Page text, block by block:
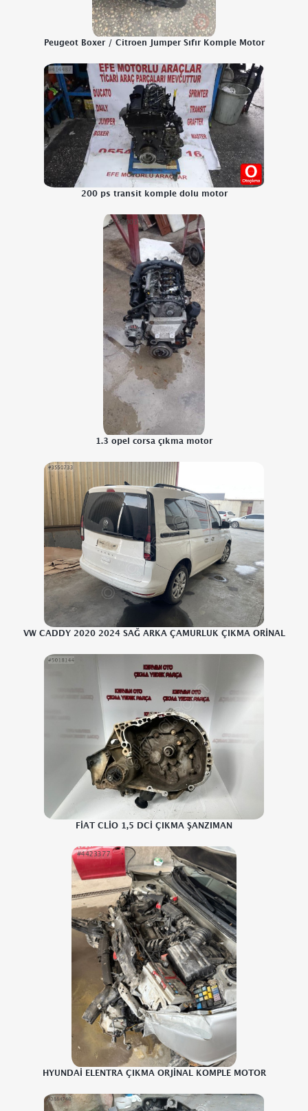
Peugeot Boxer / Citroen Jumper Sıfır Komple Motor
200 ps transit komple dolu motor
1.3 opel corsa çıkma motor
VW CADDY 2020 2024 SAĞ ARKA ÇAMURLUK ÇIKMA ORİNAL
FİAT CLİO 1,5 DCİ ÇIKMA ŞANZIMAN
HYUNDAİ ELENTRA ÇIKMA ORJİNAL KOMPLE MOTOR